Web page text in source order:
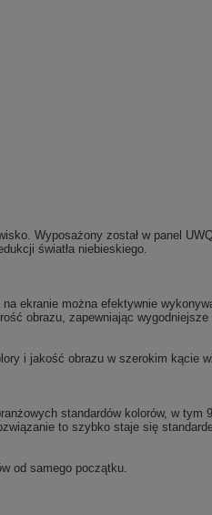
Wyposażony został w panel
światła niebieskiego.
ekranie można efektywnie
obrazu, zapewniając
i jakość obrazu w szerokim kącie
standardów kolorów, w tym
to szybko staje się
od samego początku.